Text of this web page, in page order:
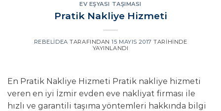
EV EŞYASI TAŞIMASI
Pratik Nakliye Hizmeti
REBELIDEA TARAFINDAN 15 MAYIS 2017 TARIHINDE
YAYINLANDI
En Pratik Nakliye Hizmeti Pratik nakliye hizmeti
veren en iyi İzmir evden eve nakliyat firması ile
hızlı ve garantili taşıma yöntemleri hakkında bilgi